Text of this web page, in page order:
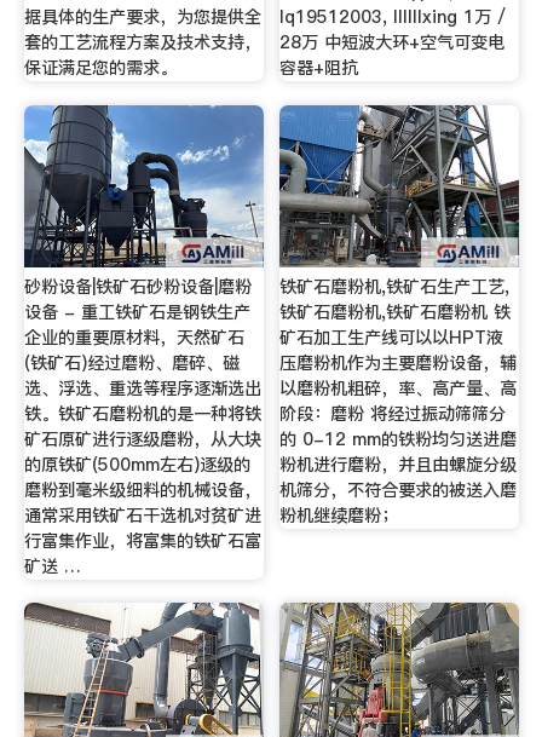
据具体的生产要求，为您提供全
套的工艺流程方案及技术支持，
保证满足您的需求。
lq19512003, llllllxing 1万 /
28万 中短波大环+空气可变电
容器+阻抗
砂粉设备|铁矿石砂粉设备|磨粉
设备 - 重工铁矿石是钢铁生产
企业的重要原材料，天然矿石
(铁矿石)经过磨粉、磨碎、磁
选、浮选、重选等程序逐渐选出
铁。铁矿石磨粉机的是一种将铁
矿石原矿进行逐级磨粉，从大块
的原铁矿(500mm左右)逐级的
磨粉到毫米级细料的机械设备，
通常采用铁矿石干选机对贫矿进
行富集作业，将富集的铁矿石富
矿送 …
铁矿石磨粉机,铁矿石生产工艺,
铁矿石磨粉机,铁矿石磨粉机 铁
矿石加工生产线可以以HPT液
压磨粉机作为主要磨粉设备，辅
以磨粉机粗碎，率、高产量、高
阶段：磨粉 将经过振动筛筛分
的 0-12 mm的铁粉均匀送进磨
粉机进行磨粉，并且由螺旋分级
机筛分，不符合要求的被送入磨
粉机继续磨粉；